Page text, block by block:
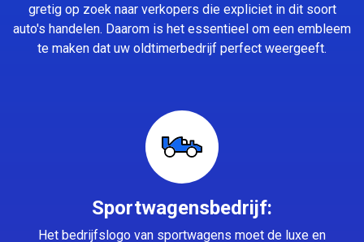
gretig op zoek naar verkopers die expliciet in dit soort
auto's handelen. Daarom is het essentieel om een embleem
te maken dat uw oldtimerbedrijf perfect weergeeft.
Sportwagensbedrijf:
Het bedrijfslogo van sportwagens moet de luxe en